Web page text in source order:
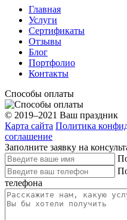
Главная
Услуги
Сертификаты
Отзывы
Блог
Портфолио
Контакты
Способы оплаты
© 2019–2021 Ваш праздник
Карта сайта Политика
соглашение
Заполните заявку на
телефона